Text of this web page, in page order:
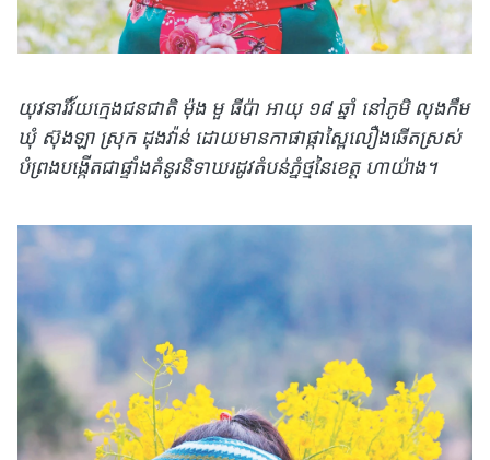
យុវនារីវ័យក្មេងជនជាតិ ម៉ុង មួ ធីប៉ា អាយុ ១៨ ឆ្នាំ នៅភូមិ លុងកឹម
ឃុំ ស៊ុងឡា ស្រុក ដុងវ៉ាន់ ដោយមានកាផាផ្កាស្ពៃលឿងឆើតស្រស់
បំព្រងបង្កើតជាផ្ទាំងគំនូរនិទាឃរដូវតំបន់ភ្នំថ្មនៃខេត្ត ហាយ៉ាង។